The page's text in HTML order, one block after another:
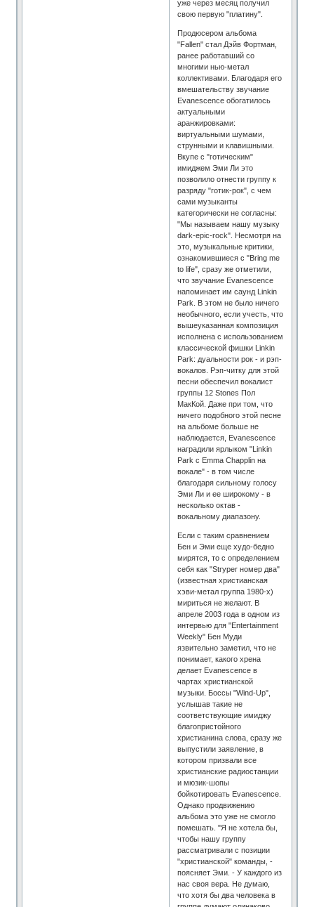
уже через месяц получил
свою первую "платину".
Продюсером альбома
"Fallen" стал Дэйв Фортман,
ранее работавший со
многими нью-метал
коллективами. Благодаря его
вмешательству звучание
Evanescence обогатилось
актуальными
аранжировками:
виртуальными шумами,
струнными и клавишными.
Вкупе с "готическим"
имиджем Эми Ли это
позволило отнести группу к
разряду "готик-рок", с чем
сами музыканты
категорически не согласны:
"Мы называем нашу музыку
dark-epic-rock". Несмотря на
это, музыкальные критики,
ознакомившиеся с "Bring me
to life", сразу же отметили,
что звучание Evanescence
напоминает им саунд Linkin
Park. В этом не было ничего
необычного, если учесть, что
вышеуказанная композиция
исполнена с использованием
классической фишки Linkin
Park: дуальности рок - и рэп-
вокалов. Рэп-читку для этой
песни обеспечил вокалист
группы 12 Stones Пол
МакКой. Даже при том, что
ничего подобного этой песне
на альбоме больше не
наблюдается, Evanescence
наградили ярлыком "Linkin
Park с Emma Chapplin на
вокале" - в том числе
благодаря сильному голосу
Эми Ли и ее широкому - в
несколько октав -
вокальному диапазону.
Если с таким сравнением
Бен и Эми еще худо-бедно
мирятся, то с определением
себя как "Stryper номер два"
(известная христианская
хэви-метал группа 1980-х)
мириться не желают. В
апреле 2003 года в одном из
интервью для "Entertainment
Weekly" Бен Муди
язвительно заметил, что не
понимает, какого хрена
делает Evanescence в
чартах христианской
музыки. Боссы "Wind-Up",
услышав такие не
соответствующие имиджу
благопристойного
христианина слова, сразу же
выпустили заявление, в
котором призвали все
христианские радиостанции
и мюзик-шопы
бойкотировать Evanescence.
Однако продвижению
альбома это уже не смогло
помешать. "Я не хотела бы,
чтобы нашу группу
рассматривали с позиции
"христианской" команды, -
поясняет Эми. - У каждого из
нас своя вера. Не думаю,
что хотя бы два человека в